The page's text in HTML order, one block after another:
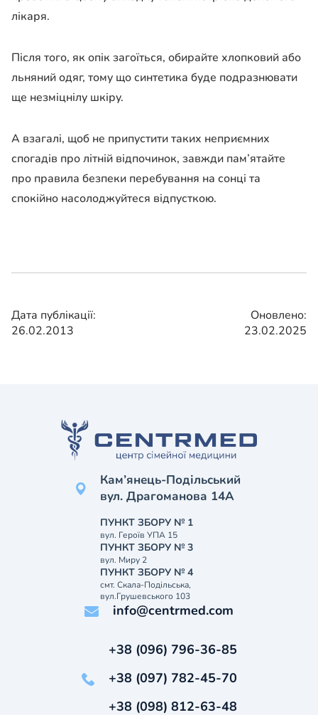
лікаря.
Після того, як опік загоїться, обирайте хлопковий або
льняний одяг, тому що синтетика буде подразнювати
ще незміцнілу шкіру.
А взагалі, щоб не припустити таких неприємних
спогадів про літній відпочинок, завжди пам’ятайте
про правила безпеки перебування на сонці та
спокійно насолоджуйтеся відпусткою.
Дата публікації:
26.02.2013
Оновлено:
23.02.2025
Кам’янець-Подільський
вул. Драгоманова 14А
ПУНКТ ЗБОРУ № 1
вул. Героїв УПА 15
ПУНКТ ЗБОРУ № 3
вул. Миру 2
ПУНКТ ЗБОРУ № 4
смт. Скала-Подільська,
вул.Грушевського 103
info@centrmed.com
+38 (096) 796-36-85
+38 (097) 782-45-70
+38 (098) 812-63-48